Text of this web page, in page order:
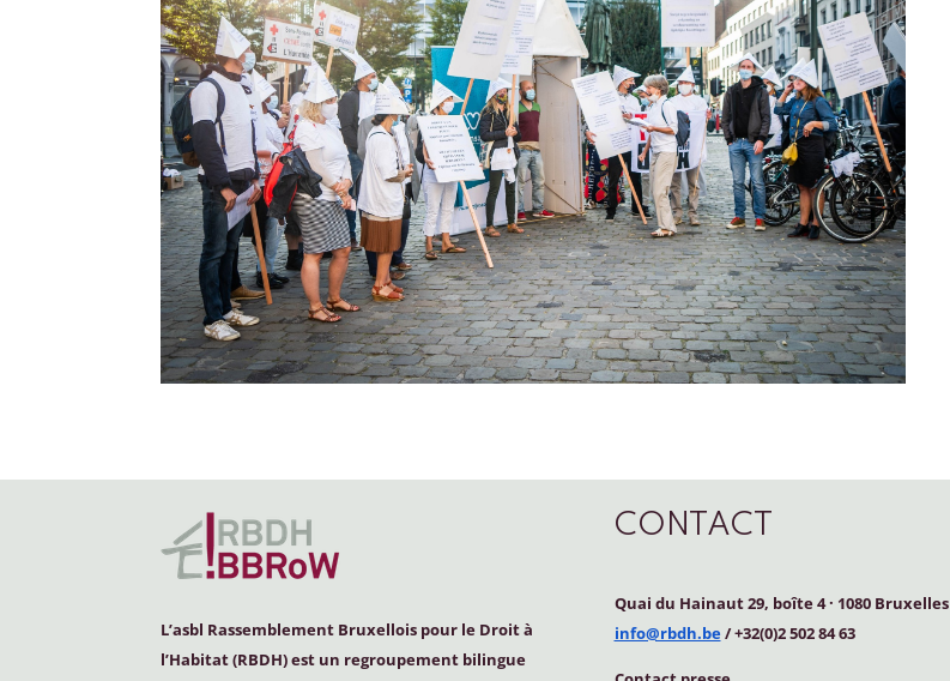
L’asbl Rassemblement Bruxellois pour le Droit à
l’Habitat (RBDH) est un regroupement bilingue
CONTACT
Quai du Hainaut 29, boîte 4· 1080 Bruxelles
info@rbdh.be/ +32(0)2 502 84 63